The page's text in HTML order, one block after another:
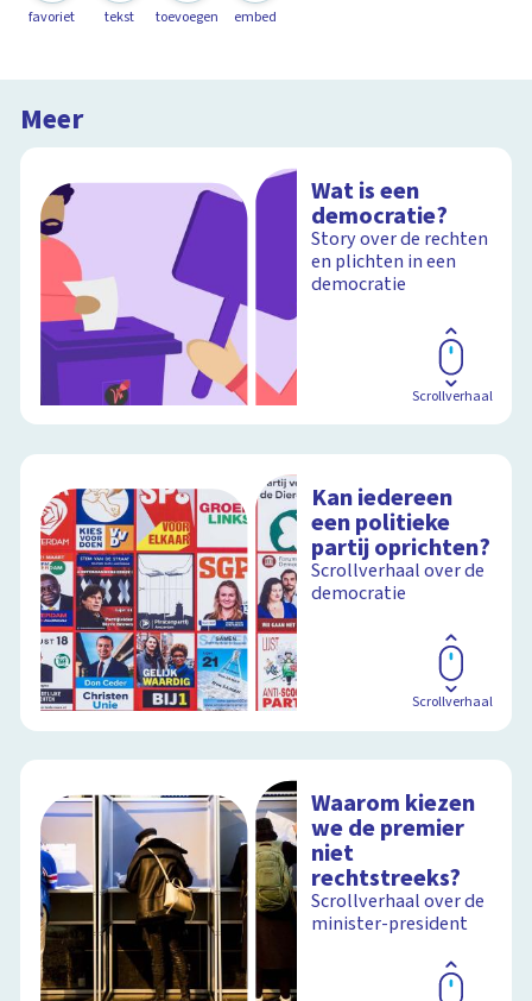
favoriet tekst toevoegen embed
Meer
Wat is een
democratie?
Story over de rechten
en plichten in een
democratie
Scrollverhaal
Kan iedereen
een politieke
partij oprichten?
Scrollverhaal over de
democratie
Scrollverhaal
Waarom kiezen
we de premier
niet
rechtstreeks?
Scrollverhaal over de
minister-president